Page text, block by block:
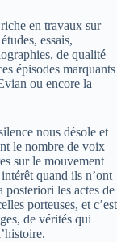
en travaux sur
essais,
de qualité
épisodes marquants
ou encore la
nous désole et
le nombre de voix
sur le mouvement
quand ils n’ont
posteriori les actes de
porteuses, et c’est
de vérités qui